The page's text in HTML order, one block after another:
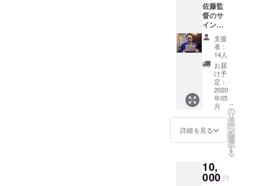
佐藤監
督のサ
イン入
りDVD
をお届
けしま
す！
支援
者：
14人
お届
け予
定：
2020
年05
月
詳細を見る
こ
の
リ
タ
ー
ン
を
選
択
す
る
10,
000 円